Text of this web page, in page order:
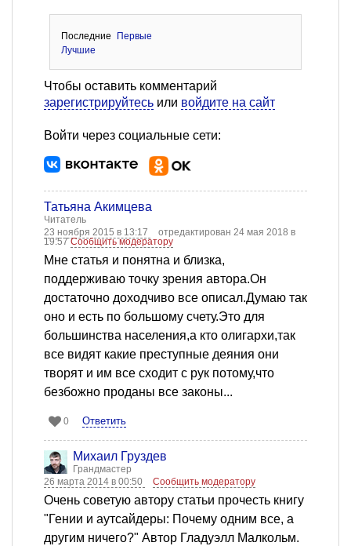
Последние
Первые
Лучшие
Чтобы оставить комментарий
зарегистрируйтесь или войдите на сайт
Войти через социальные сети:
Татьяна Акимцева
Читатель
23 ноября 2015 в 13:17
отредактирован 24 мая 2018 в
19:57Сообщить модератору
Мне статья и понятна и близка,
поддерживаю точку зрения автора.Он
достаточно доходчиво все описал.Думаю так
оно и есть по большому счету.Это для
большинства населения,а кто олигархи,так
все видят какие преступные деяния они
творят и им все сходит с рук потому,что
безбожно проданы все законы...
0 Ответить
Михаил Груздев
Грандмастер
26 марта 2014 в 00:50
Сообщить модератору
Очень советую автору статьи прочесть книгу
"Гении и аутсайдеры: Почему одним все, а
другим ничего?" Автор Гладуэлл Малкольм.